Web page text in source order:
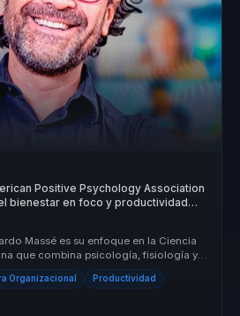
Positive Psychology Association
bienestar en foco y productividad
Massé es su enfoque en la Ciencia
que combina psicología, fisiología y
Organizacional Productividad